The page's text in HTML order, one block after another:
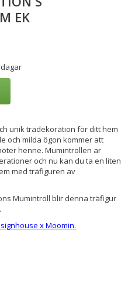
EK
unik trädekoration för ditt hem
och milda ögon kommer att
henne. Mumintrollen är
och nu kan du ta en liten
med träfiguren av
Mumintroll blir denna träfigur
x Moomin.